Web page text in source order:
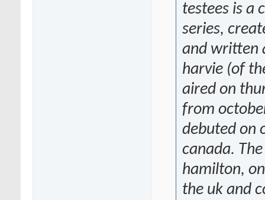
testees is a
series,
and written
harvie (of
aired on
from
debuted on
canada.
hamilton,
the uk and